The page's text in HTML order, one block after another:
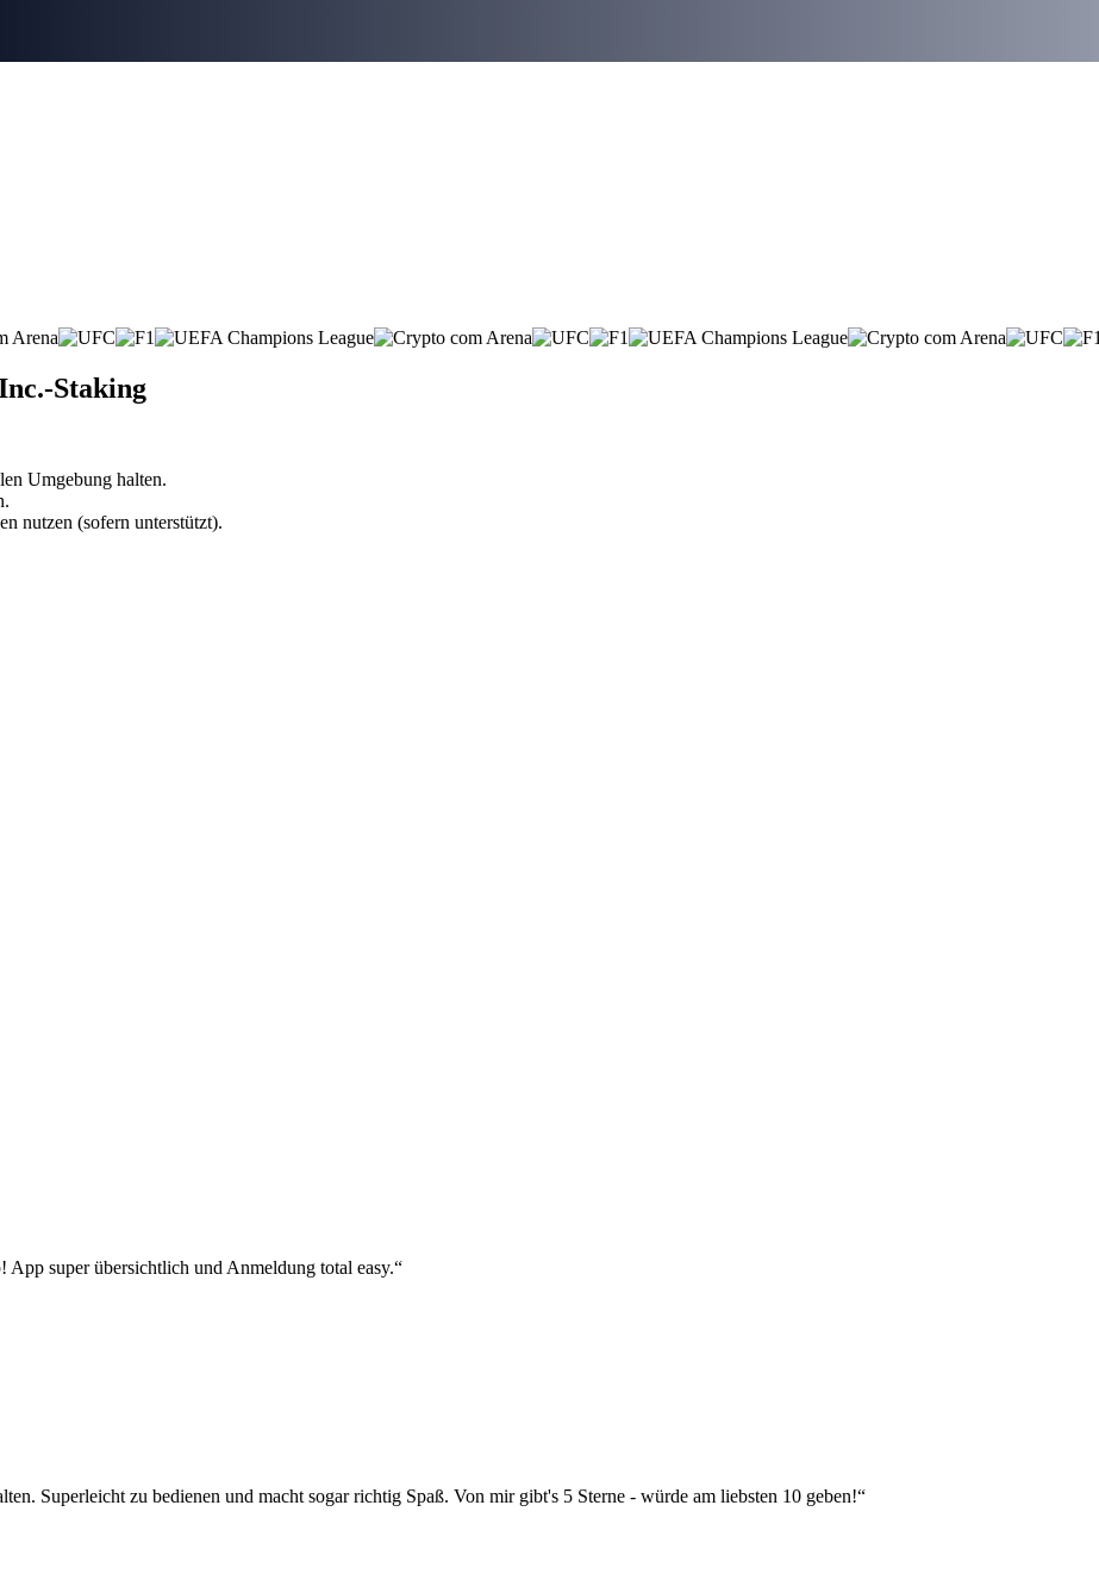
Staking
Umgebung halten.
nutzen (sofern unterstützt).
super übersichtlich und Anmeldung total easy.“
Superleicht zu bedienen und macht sogar richtig Spaß. Von mir gibt's 5 Sterne - würde am liebsten 10 geben!“